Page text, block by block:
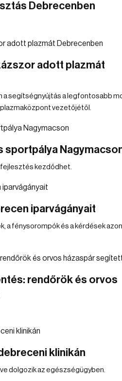
Debrecenben
adott plazmát
a segítségnyújtás a legfontosabb
plazmaközpont vezetőjétől.
sportpálya
fejlesztés kezdődhet.
iparvágányait
a fénysorompók és a kérdések
rendőrök és orvos
klinikán
dolgozik az egészségügyben.